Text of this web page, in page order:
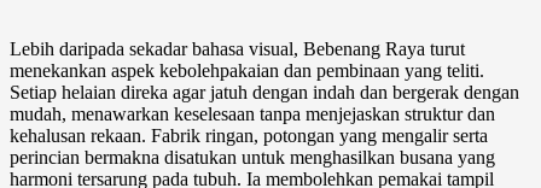
Lebih daripada sekadar bahasa visual, Bebenang Raya turut
menekankan aspek kebolehpakaian dan pembinaan yang teliti.
Setiap helaian direka agar jatuh dengan indah dan bergerak dengan
mudah, menawarkan keselesaan tanpa menjejaskan struktur dan
kehalusan rekaan. Fabrik ringan, potongan yang mengalir serta
perincian bermakna disatukan untuk menghasilkan busana yang
harmoni tersarung pada tubuh. Ia membolehkan pemakai tampil